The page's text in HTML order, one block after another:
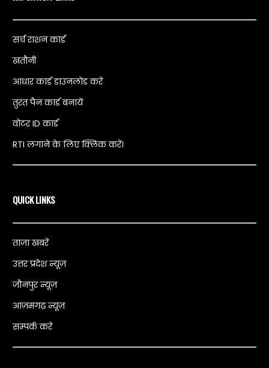
सर्च राशन कार्ड
खतौनी
आधार कार्ड डाउनलोड करें
तुरंत पैन कार्ड बनायें
वोटर ID कार्ड
RTI लगाने के लिए क्लिक करें।
QUICK LINKS
ताजा खबरें
उत्तर प्रदेश न्यूज़
जौनपुर न्यूज़
आज़मगढ़ न्यूज़
सम्पर्क करें